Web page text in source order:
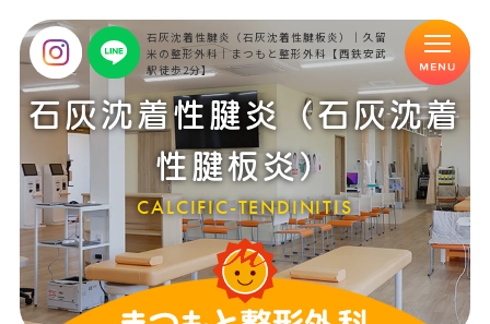
石灰沈着性腱炎（石灰沈着性腱板炎）｜久留
米の整形外科｜まつもと整形外科【西鉄安武
駅徒歩2分】
石灰沈着性腱炎（石灰沈着
性腱板炎）
CALCIFIC-TENDINITIS